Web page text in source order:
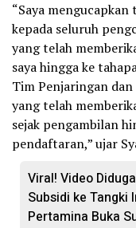
“Saya mengucapkan
kepada seluruh
yang telah
saya hingga ke
Tim Penjaringan dan
yang telah
sejak pengambilan
pendaftaran,” ujar
Viral! Video
Subsidi ke Tangki
Pertamina Buka